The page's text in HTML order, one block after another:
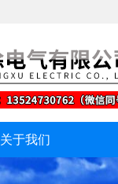
关于我们